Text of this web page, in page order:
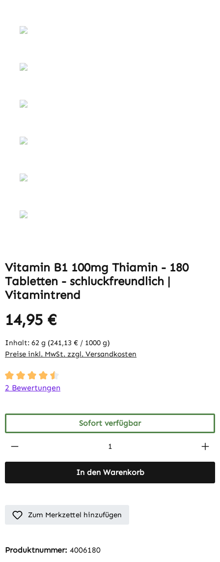
Vitamin B1 100mg Thiamin - 180
Tabletten - schluckfreundlich |
Vitamintrend
14,95 €
Inhalt: 62 g (241,13 € / 1000 g)
Preise inkl. MwSt. zzgl. Versandkosten
Durchschnittliche Bewertung von 4.5 von 5 Sternen
2 Bewertungen
Sofort verfügbar
Produkt Anzahl: Gib den gewünschten
In den Warenkorb
Zum Merkzettel hinzufügen
Produktnummer: 4006180